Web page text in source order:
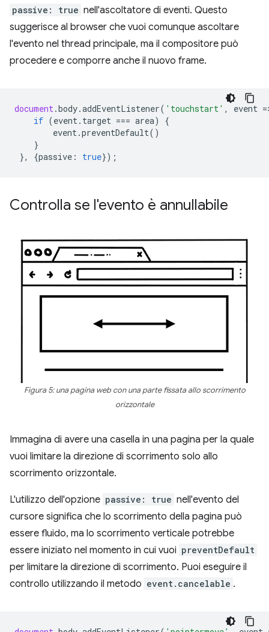
passive: true nell'ascoltatore di eventi. Questo
suggerisce al browser che vuoi comunque ascoltare
l'evento nel thread principale, ma il compositore può
procedere e comporre anche il nuovo frame.
document.body.addEventListener( 'touchstart' , event =
if (event. target === area)
{
event.preventDefault()
}
},
{passive : true});
Controlla se l'evento è annullabile
Figura 5: una pagina web con una parte fissata allo scorrimento
orizzontale
Immagina di avere una casella in una pagina per la quale
vuoi limitare la direzione di scorrimento solo allo
scorrimento orizzontale.
L'utilizzo dell'opzione passive: true nell'evento del
cursore significa che lo scorrimento della pagina può
essere fluido, ma lo scorrimento verticale potrebbe
essere iniziato nel momento in cui vuoi preventDefault
per limitare la direzione di scorrimento. Puoi eseguire il
controllo utilizzando il metodo event.cancelable .